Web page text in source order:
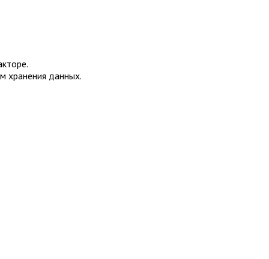
хранения данных.